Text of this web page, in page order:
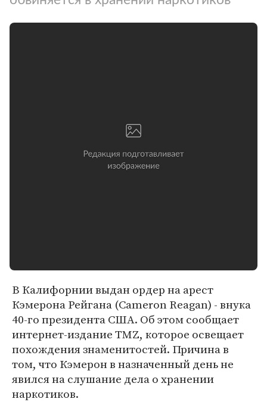
В Калифорнии выдан ордер на арест
Кэмерона Рейгана (Cameron Reagan) - внука
40-го президента США. Об этом сообщает
интернет-издание TMZ, которое освещает
похождения знаменитостей. Причина в
том, что Кэмерон в назначенный день не
явился на слушание дела о хранении
наркотиков.